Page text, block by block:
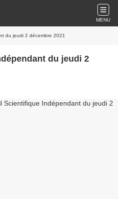
MENU
du jeudi 2 décembre 2021
du jeudi 2